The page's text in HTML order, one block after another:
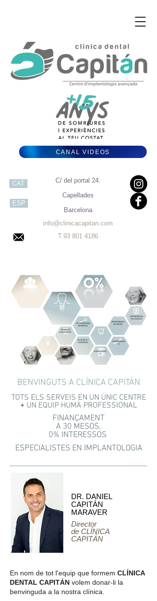
C/ del portal 24.
Capellades
Barcelona
info@clinicacapitan.com
T.93 801 4186
CAT
ESP
CANAL VIDEOS
BENVINGUTS A CLÍNICA CAPITÁN
BLANQUEIG
DENTAL
PERIODÒNCI
A
SEDACIÓ
CONSCIENT
ESTÈTICA I
PRÒTESIS
ODONTOLOGIA
GENERAL
ENDODÒNCI
A
ORTODÒNCIA
EN ADULTS
ORTODÒNCIA
EN NENS
TOTS ELS SERVEIS EN UN ÚNIC CENTRE
+ UN EQUIP HUMÀ PROFESSIONAL
FINANÇAMENT
A 30 MESOS,
0% INTERESSOS
ESPECIALISTES EN IMPLANTOLOGIA
DR. DANIEL
CAPITÁN
MARAVER
Director
de CLÍNICA
CAPITÁN
En nom de tot l'equip que formem CLÍNICA
DENTAL CAPITÁN volem donar-li la
benvinguda a la nostra clínica.